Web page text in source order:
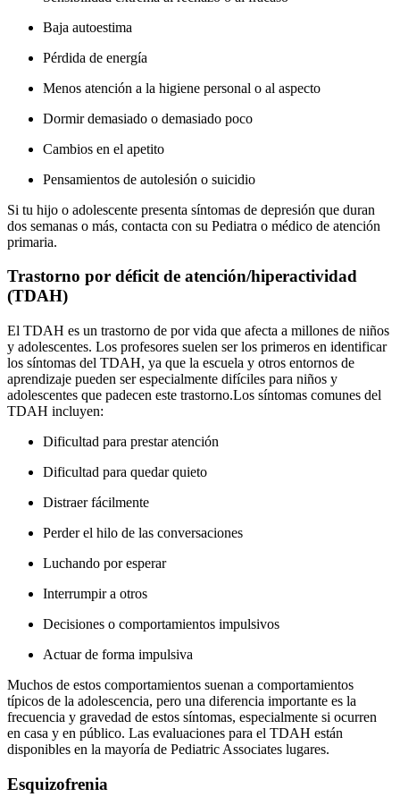
Baja autoestima
Pérdida de energía
Menos atención a la higiene personal o al aspecto
Dormir demasiado o demasiado poco
Cambios en el apetito
Pensamientos de autolesión o suicidio
Si tu hijo o adolescente presenta síntomas de depresión que duran
dos semanas o más, contacta con su Pediatra o médico de atención
primaria.
Trastorno por déficit de atención/hiperactividad
(TDAH)
El TDAH es un trastorno de por vida que afecta a millones de niños
y adolescentes. Los profesores suelen ser los primeros en identificar
los síntomas del TDAH, ya que la escuela y otros entornos de
aprendizaje pueden ser especialmente difíciles para niños y
adolescentes que padecen este trastorno.Los síntomas comunes del
TDAH incluyen:
Dificultad para prestar atención
Dificultad para quedar quieto
Distraer fácilmente
Perder el hilo de las conversaciones
Luchando por esperar
Interrumpir a otros
Decisiones o comportamientos impulsivos
Actuar de forma impulsiva
Muchos de estos comportamientos suenan a comportamientos
típicos de la adolescencia, pero una diferencia importante es la
frecuencia y gravedad de estos síntomas, especialmente si ocurren
en casa y en público. Las evaluaciones para el TDAH están
disponibles en la mayoría de Pediatric Associates lugares.
Esquizofrenia